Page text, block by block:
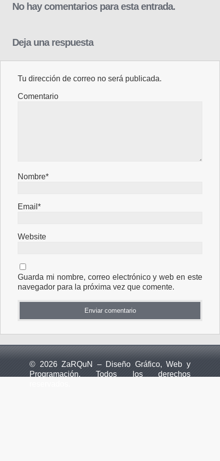
No hay comentarios para esta entrada.
Deja una respuesta
Tu dirección de correo no será publicada.
Comentario
Nombre*
Email*
Website
Guarda mi nombre, correo electrónico y web en este
navegador para la próxima vez que comente.
© 2026 ZaRQuN – Diseño Gráfico, Web y
Programación. Todos los derechos